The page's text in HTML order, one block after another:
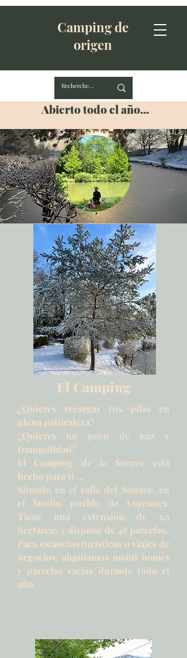
Camping de
origen
Abierto todo el año...
El Camping
¿Quieres recargar tus pilas en
plena naturaleza?
¿Quieres un poco de paz y
tranquilidad?
El Camping de la Source está
hecho para ti …
Situado en el valle del Somme, en
el bonito pueblo de Voyennes.
Tiene una extensión de 2,5
hectáreas y dispone de 48 parcelas.
Para estancias turísticas o viajes de
negocios, alquilamos mobil homes
y parcelas vacías durante todo el
año.